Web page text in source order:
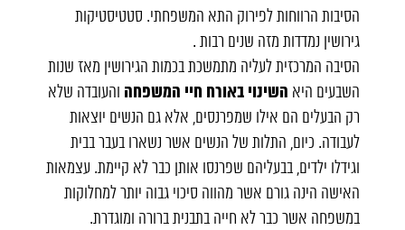
הסיבות הרווחות לפירוק התא המשפחתי. סטטיסטיקות
גירושין נמדדות מזה שנים רבות .
הסיבה המרכזית לעליה מתמשכת בכמות הגירושין מאז שנות
השבעים היא השינוי באורח חיי המשפחה והעובדה שלא
רק הבעלים הם אילו שמפרנסים, אלא גם הנשים יוצאות
לעבודה. כיום, התלות של הנשים אשר נשארו בעבר בבית
וגידלו ילדים, בבעליהם שפרנסו אותן כבר לא קיימת. עצמאות
האישה הינה גורם אשר מהווה סיכוי גבוה יותר למחלוקות
במשפחה אשר כבר לא חייה בתבנית ברורה ומוגדרת.